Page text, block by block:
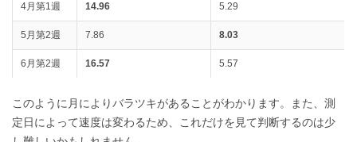
4月第1週 14.96 5.29
5月第2週 7.86 8.03
6月第2週 16.57 5.57
このように月によりバラツキがあることがわかります。また、測
定日によって速度は変わるため、これだけを見て判断するのは少